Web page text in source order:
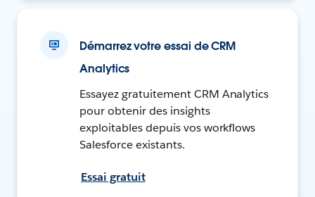
Démarrez votre essai de CRM
Analytics
Essayez gratuitement CRM Analytics
pour obtenir des insights
exploitables depuis vos workflows
Salesforce existants.
Essai gratuit